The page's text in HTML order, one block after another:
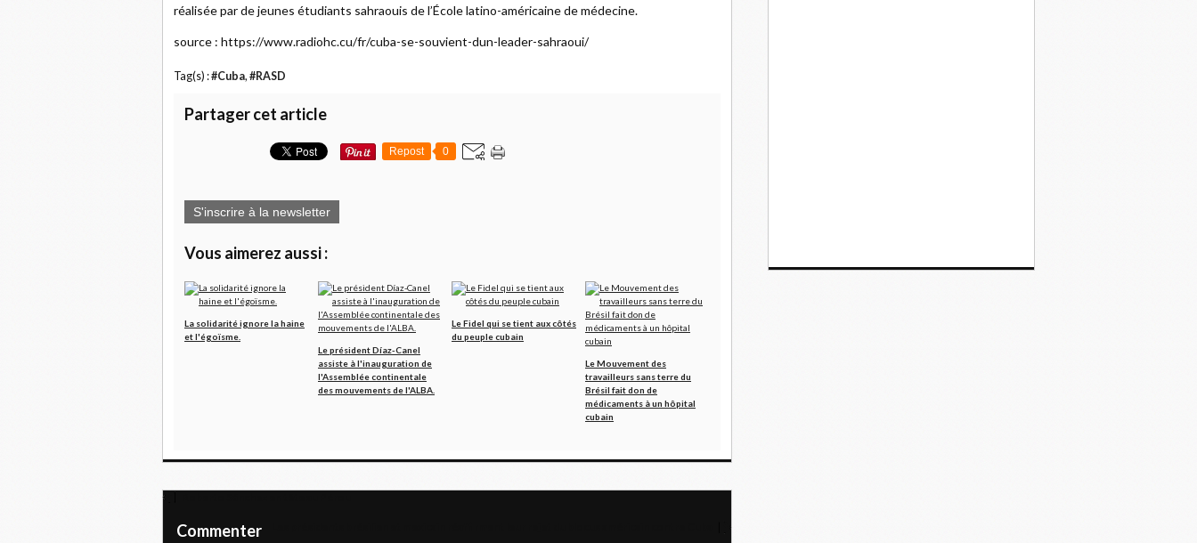
réalisée par de jeunes étudiants sahraouis de l’École latino-américaine de médecine.
source : https://www.radiohc.cu/fr/cuba-se-souvient-dun-leader-sahraoui/
Tag(s) :#Cuba, #RASD
Partager cet article
Repost 0
S'inscrire à la newsletter
Vous aimerez aussi :
La solidarité ignore la haine
et l'égoïsme.
Le président Díaz-Canel
assiste à l'inauguration de
l'Assemblée continentale
des mouvements de l'ALBA.
Le Fidel qui se tient aux côtés
du peuple cubain
Le Mouvement des
travailleurs sans terre du
Brésil fait don de
médicaments à un hôpital
cubain
Commenter